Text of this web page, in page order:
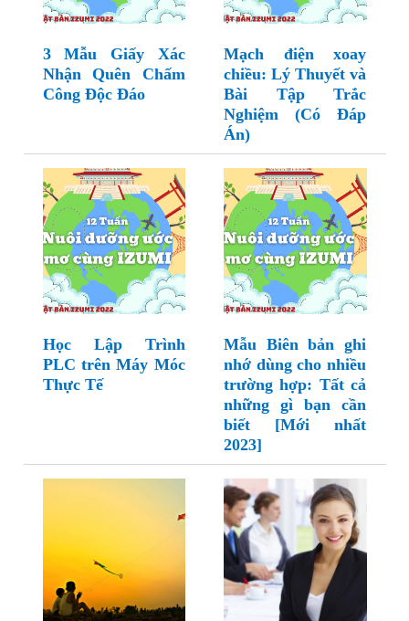
3 Mẫu Giấy Xác
Nhận Quên Chấm
Công Độc Đáo
Mạch điện xoay
chiều: Lý Thuyết và
Bài Tập Trắc
Nghiệm (Có Đáp
Án)
Học Lập Trình
PLC trên Máy Móc
Thực Tế
Mẫu Biên bản ghi
nhớ dùng cho nhiều
trường hợp: Tất cả
những gì bạn cần
biết [Mới nhất
2023]